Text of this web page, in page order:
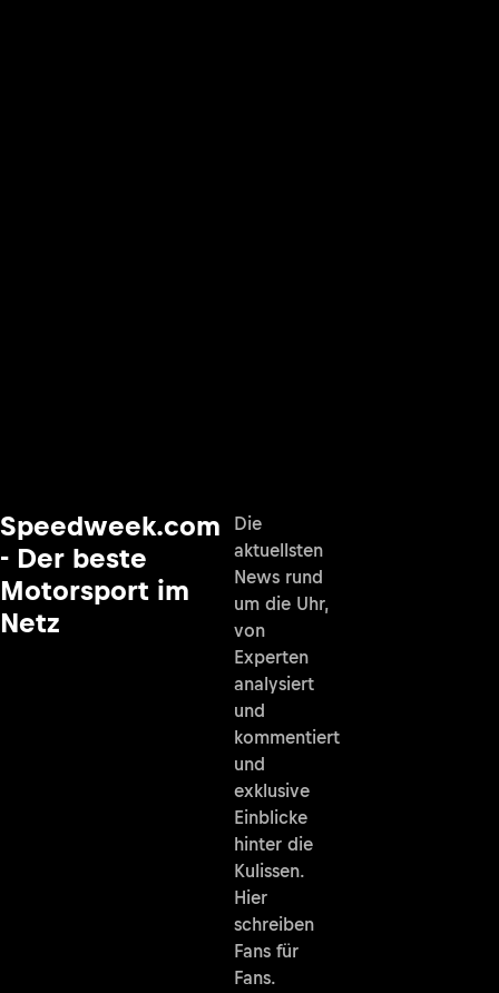
Speedweek.com
- Der beste
Motorsport im
Netz
Die
aktuellsten
News rund
um die Uhr,
von
Experten
analysiert
und
kommentiert
und
exklusive
Einblicke
hinter die
Kulissen.
Hier
schreiben
Fans für
Fans.